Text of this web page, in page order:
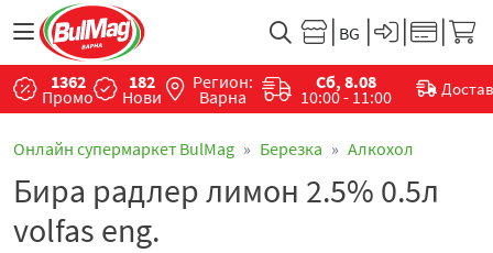
1362
Промо
182
Нови
Регион:
Варна
Сб, 8.08
10:00 - 11:00
Онлайн супермаркет BulMag Березка Алкохол
Бира радлер лимон 2.5% 0.5л
volfas eng.